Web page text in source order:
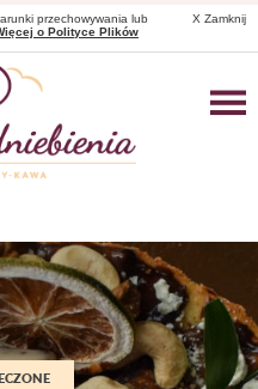
X Zamknij
przechowywania lub
o Polityce Plików